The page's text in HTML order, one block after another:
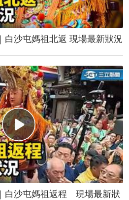
白沙屯媽祖北返 現場最新狀況
白沙屯媽祖返程 現場最新狀